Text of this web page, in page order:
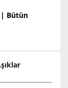
| Bütün